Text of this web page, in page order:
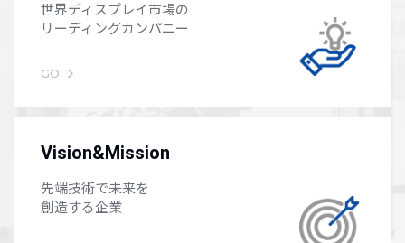
世界ディスプレイ市場の
リーディングカンパニー
GO
Vision&Mission
先端技術で未来を
創造する企業